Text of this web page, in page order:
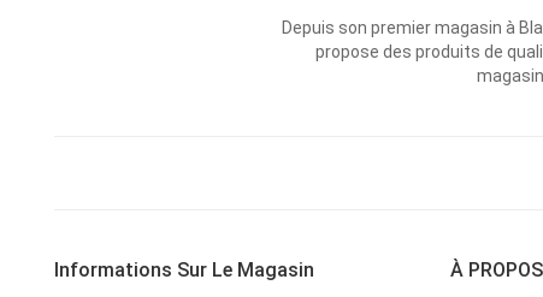
Depuis son premier magasin à
propose des produits de
Informations Sur Le Magasin À PROPOS